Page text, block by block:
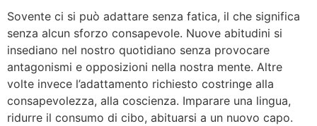
Sovente ci si può adattare senza fatica, il che significa
senza alcun sforzo consapevole. Nuove abitudini si
insediano nel nostro quotidiano senza provocare
antagonismi e opposizioni nella nostra mente. Altre
volte invece l’adattamento richiesto costringe alla
consapevolezza, alla coscienza. Imparare una lingua,
ridurre il consumo di cibo, abituarsi a un nuovo capo.